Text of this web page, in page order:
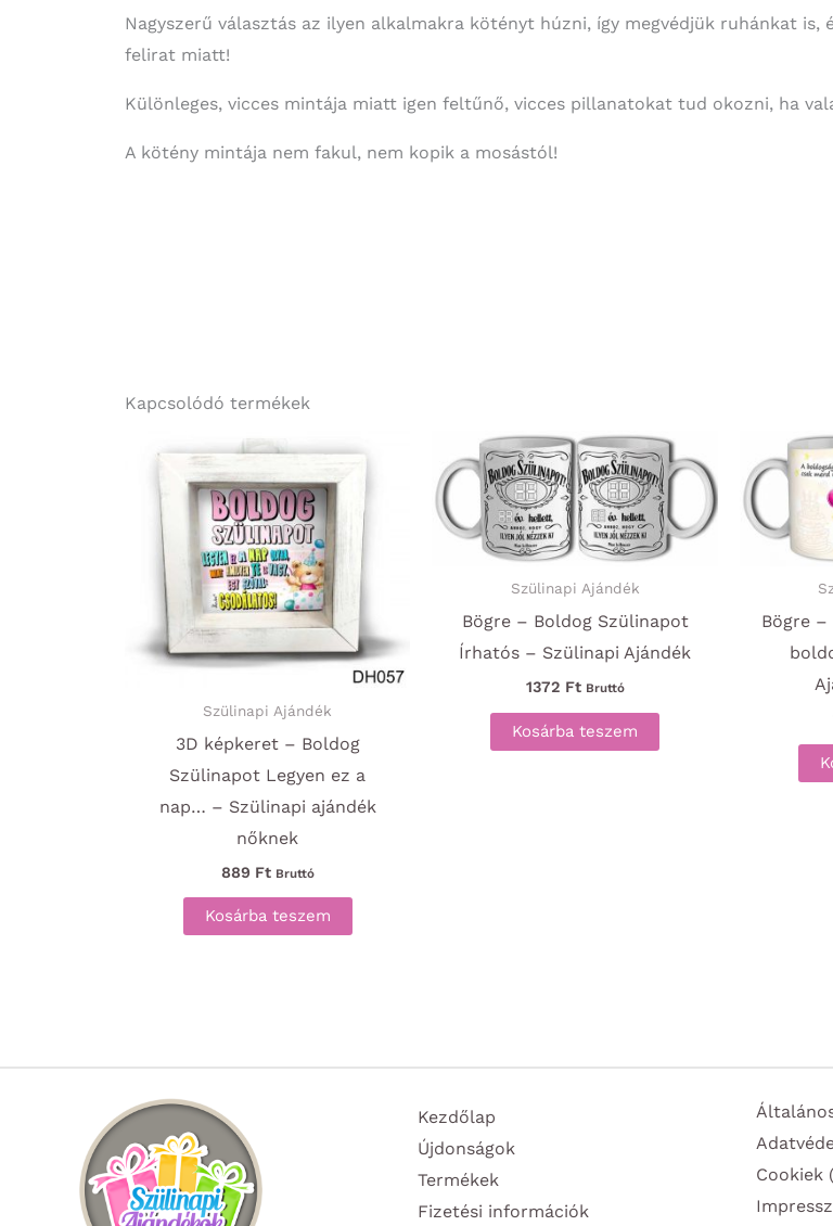
Nagyszerű választás az ilyen alkalmakra kötényt húzni, így megvédjük ruhánkat
felirat miatt!
Különleges, vicces mintája miatt igen feltűnő, vicces pillanatokat tud okozni, ha
A kötény mintája nem fakul, nem kopik a mosástól!
Kapcsolódó termékek
Szülinapi Ajándék
3D képkeret – Boldog
Szülinapot Legyen ez a
nap… – Szülinapi ajándék
nőknek
889 Ft Bruttó
Kosárba teszem
Szülinapi Ajándék
Bögre – Boldog Szülinapot
Írhatós – Szülinapi Ajándék
1372 Ft Bruttó
Kosárba teszem
Bögre
Kezdőlap
Újdonságok
Termékek
Fizetési információk
Cookiek